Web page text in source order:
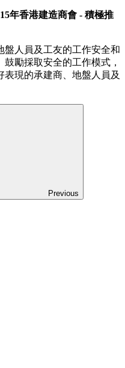
年香港建造商會 - 積極推
盤人員及工友的工作安全和
勵採取安全的工作模式，
現的承建商、地盤人員及
Previous